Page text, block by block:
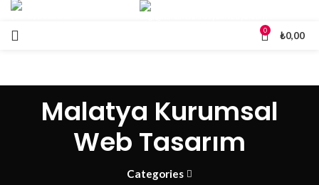
0 ₺0,00
Malatya Kurumsal
Web Tasarım
Categories